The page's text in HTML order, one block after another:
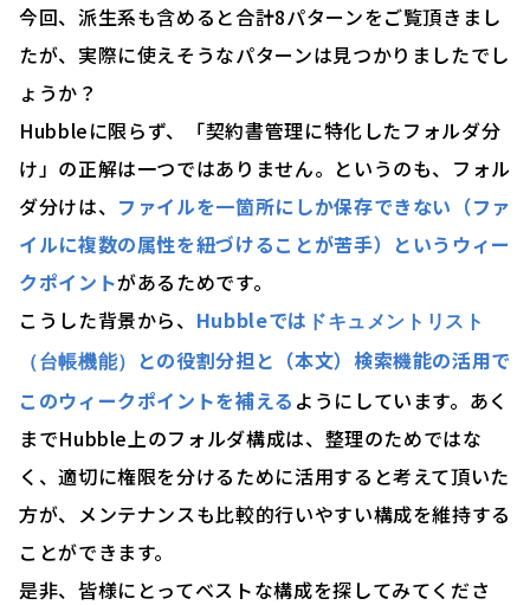
今回、派生系も含めると合計8パターンをご覧頂きまし
たが、実際に使えそうなパターンは見つかりましたでし
ょうか？
Hubbleに限らず、「契約書管理に特化したフォルダ分
け」の正解は一つではありません。というのも、フォル
ダ分けは、 ファイルを一箇所にしか保存できない（ファ
イルに複数の属性を紐づけることが苦手）というウィー
クポイントがあるためです。
こうした背景から、 Hubbleでは ドキュメントリスト
（台帳機能）
との役割分担と（本文）検索機能の活用で
このウィークポイントを補える ようにしています。あく
までHubble上のフォルダ構成は、整理のためではな
く、適切に権限を分けるために活用すると考えて頂いた
方が、メンテナンスも比較的行いやすい構成を維持する
ことができます。
是非、皆様にとってベストな構成を探してみてくださ